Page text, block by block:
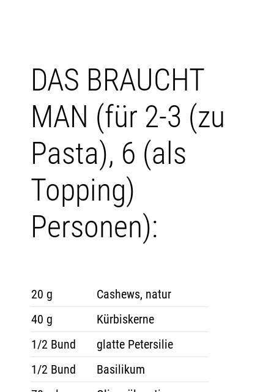
DAS BRAUCHT
MAN (für 2-3 (zu
Pasta), 6 (als
Topping)
Personen):
20 g
Cashews, natur
40 g
Kürbiskerne
1/2 Bund
glatte Petersilie
1/2 Bund
Basilikum